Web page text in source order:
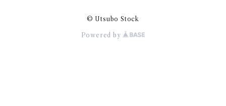
© Utsubo Stock
Powered by